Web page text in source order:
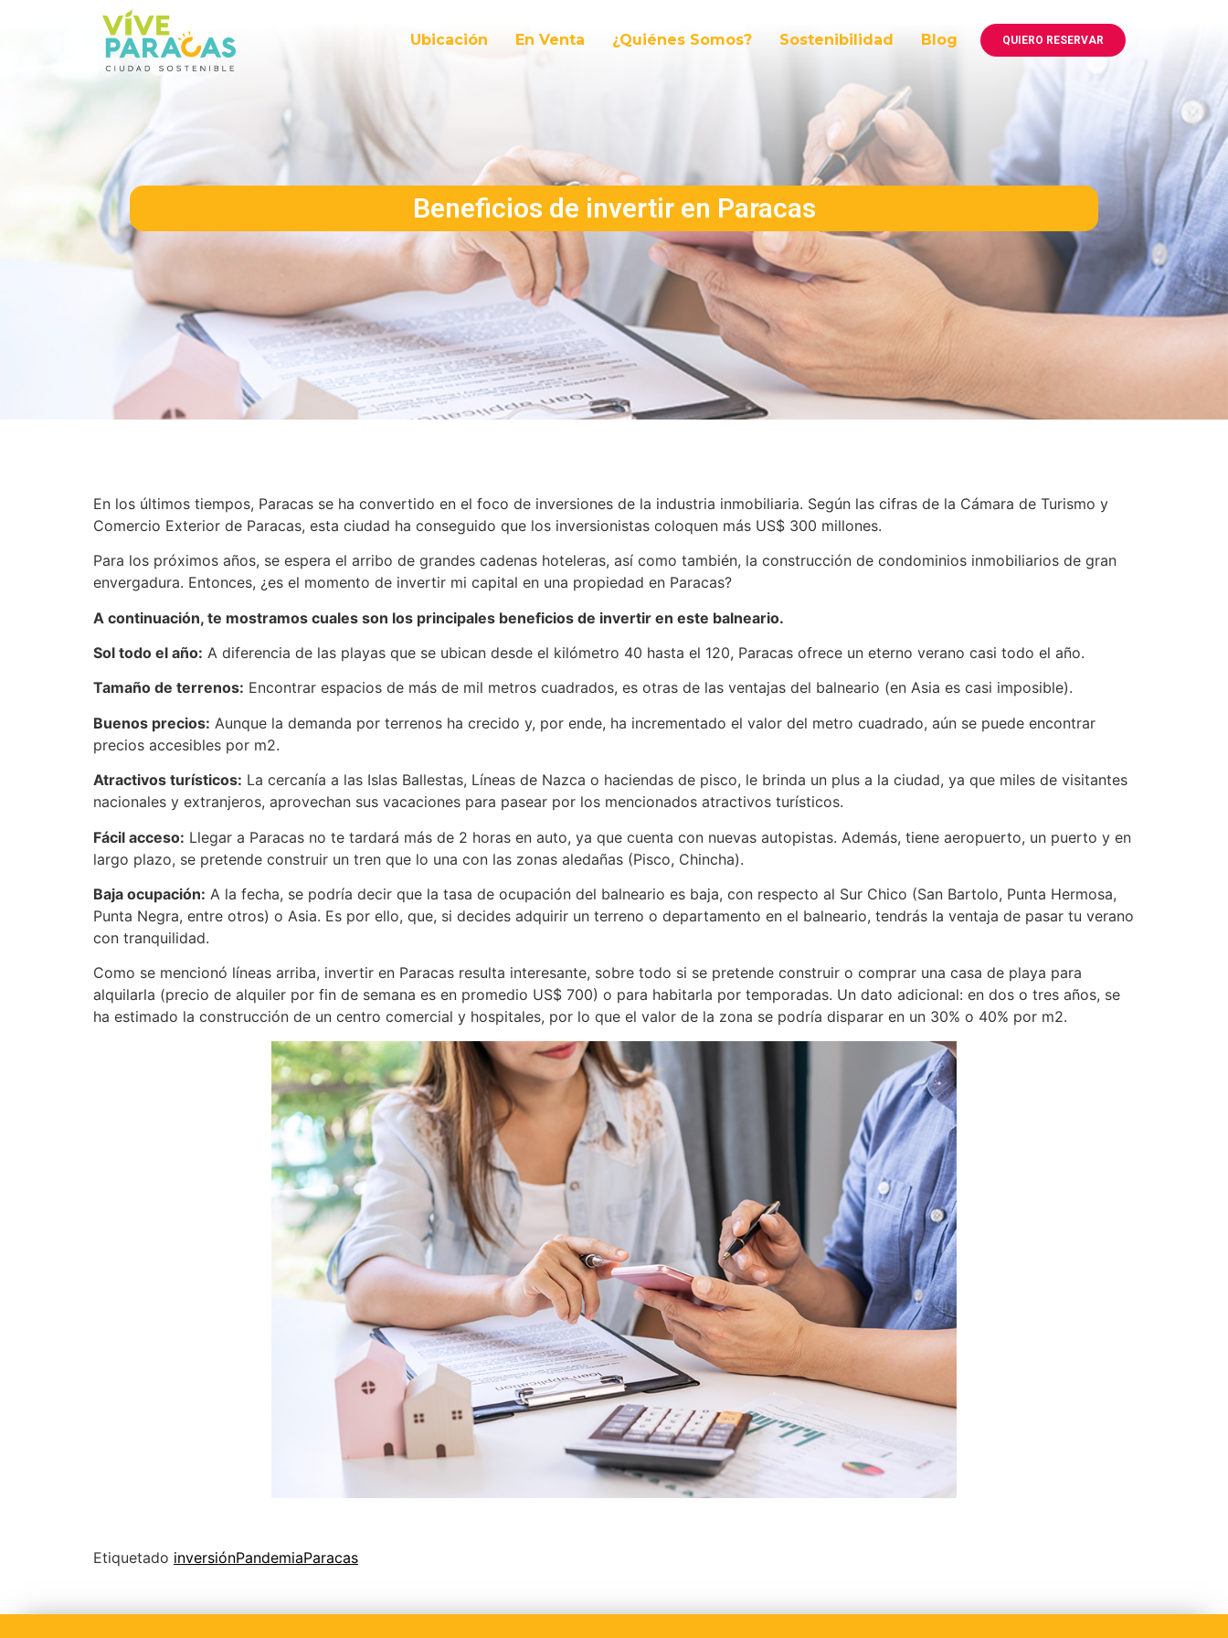
Ubicación En Venta ¿Quiénes Somos? Sostenibilidad Blog QUIERO RESERVAR
Beneficios de invertir en Paracas
En los últimos tiempos, Paracas se ha convertido en el foco de inversiones de la industria inmobiliaria. Según las cifras de la Cámara de Turismo y
Comercio Exterior de Paracas, esta ciudad ha conseguido que los inversionistas coloquen más US$ 300 millones.
Para los próximos años, se espera el arribo de grandes cadenas hoteleras, así como también, la construcción de condominios inmobiliarios de gran
envergadura. Entonces, ¿es el momento de invertir mi capital en una propiedad en Paracas?
A continuación, te mostramos cuales son los principales beneficios de invertir en este balneario.
Sol todo el año: A diferencia de las playas que se ubican desde el kilómetro 40 hasta el 120, Paracas ofrece un eterno verano casi todo el año.
Tamaño de terrenos: Encontrar espacios de más de mil metros cuadrados, es otras de las ventajas del balneario (en Asia es casi imposible).
Buenos precios: Aunque la demanda por terrenos ha crecido y, por ende, ha incrementado el valor del metro cuadrado, aún se puede encontrar
precios accesibles por m2.
Atractivos turísticos: La cercanía a las Islas Ballestas, Líneas de Nazca o haciendas de pisco, le brinda un plus a la ciudad, ya que miles de visitantes
nacionales y extranjeros, aprovechan sus vacaciones para pasear por los mencionados atractivos turísticos.
Fácil acceso: Llegar a Paracas no te tardará más de 2 horas en auto, ya que cuenta con nuevas autopistas. Además, tiene aeropuerto, un puerto y en
largo plazo, se pretende construir un tren que lo una con las zonas aledañas (Pisco, Chincha).
Baja ocupación: A la fecha, se podría decir que la tasa de ocupación del balneario es baja, con respecto al Sur Chico (San Bartolo, Punta Hermosa,
Punta Negra, entre otros) o Asia. Es por ello, que, si decides adquirir un terreno o departamento en el balneario, tendrás la ventaja de pasar tu verano
con tranquilidad.
Como se mencionó líneas arriba, invertir en Paracas resulta interesante, sobre todo si se pretende construir o comprar una casa de playa para
alquilarla (precio de alquiler por fin de semana es en promedio US$ 700) o para habitarla por temporadas. Un dato adicional: en dos o tres años, se
ha estimado la construcción de un centro comercial y hospitales, por lo que el valor de la zona se podría disparar en un 30% o 40% por m2.
Etiquetado inversiónPandemiaParacas